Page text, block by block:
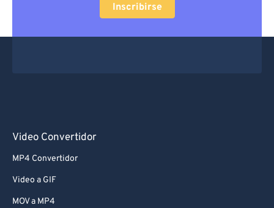
Inscribirse
Video Convertidor
MP4 Convertidor
Video a GIF
MOV a MP4